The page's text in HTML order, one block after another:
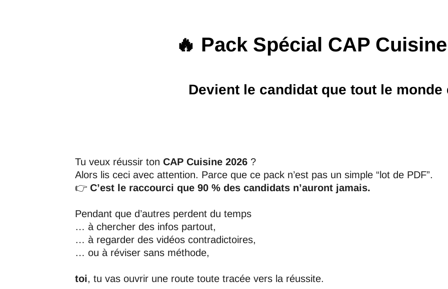
🔥 Pack Spécial CAP
Devient le candidat que tout le monde
Tu veux réussir ton CAP Cuisine 2026 ?
Alors lis ceci avec attention. Parce que ce pack n’est pas un simple “lot de PDF”.
👉 C’est le raccourci que 90 % des candidats n’auront jamais.
Pendant que d’autres perdent du temps
… à chercher des infos partout,
… à regarder des vidéos contradictoires,
… ou à réviser sans méthode,
toi, tu vas ouvrir une route toute tracée vers la réussite.